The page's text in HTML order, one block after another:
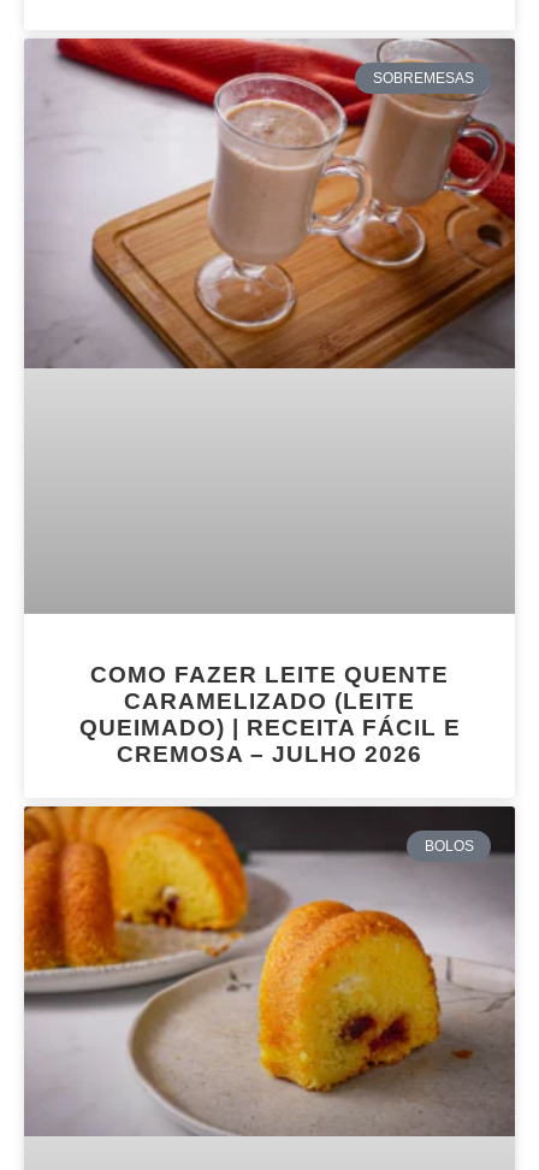
SOBREMESAS
COMO FAZER LEITE QUENTE
CARAMELIZADO (LEITE
QUEIMADO) | RECEITA FÁCIL E
CREMOSA – JULHO 2026
BOLOS